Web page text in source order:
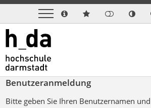
Benutzeranmeldung
Bitte geben Sie Ihren Benutzernamen